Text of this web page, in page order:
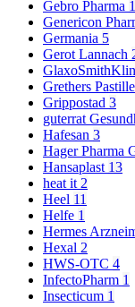
Gebro Pharma
Genericon
Germania 5
Gerot Lannach
Grethers
Grippostad 3
guterrat
Hafesan 3
Hager Pharma
Hansaplast 13
heat it 2
Heel 11
Helfe 1
Hermes
Hexal 2
HWS-OTC 4
InfectoPharm 1
Insecticum 1